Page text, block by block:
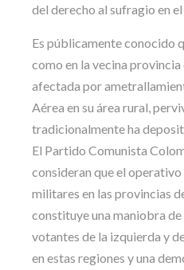
del derecho al sufragio en
Es públicamente conocido
como en la vecina
afectada por
Aérea en su área rural,
tradicionalmente ha
El Partido Comunista
consideran que el
militares en las provincias
constituye una maniobra
votantes de la izquierda y
en estas regiones y una